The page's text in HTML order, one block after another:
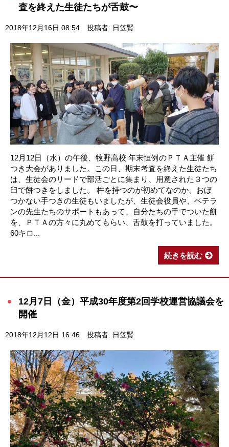
査を終えた生徒たちが舌鼓〜
2018年12月16日 08:54 投稿者: 日笠賢
12月12日（水）の午後、牧野高校 年末恒例のＰＴＡ主催 餅
つき大会がありました。この日、期末考査を終えた生徒たち
は、生徒会のリードで部活ごとに集まり、用意された３つの
臼で餅つきをしました。 杵を持つのが初めてなのか、おぼ
つかない手つきの生徒もいましたが、生徒会役員や、ベテラ
ンの先生たちのサポートもあって、自分たちの手でついた餅
を、ＰＴＡの方々に丸めてもらい、舌鼓を打っていました。
60キロ...
続きを読む
12月7日（金）平成30年度第2回学校運営協議会を
開催
2018年12月12日 16:46 投稿者: 日笠賢